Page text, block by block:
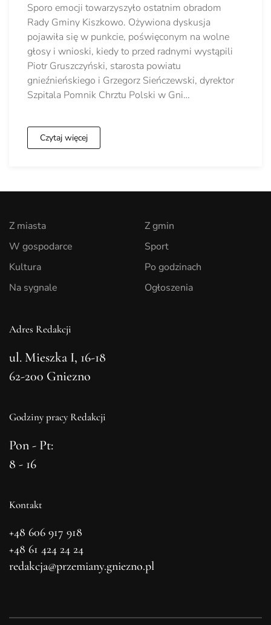
Sporo emocji towarzyszyło ostatnim obradom
Rady Gminy Kiszkowo. Ożywiona dyskusja
pojawiła się w punkcie, poświęconym na wolne
głosy i wnioski, kiedy to przed radnymi wystąpili
Piotr Gruszczyński, starosta powiatu
gnieźnieńskiego i Grzegorz Sieńczewski, dyrektor
Szpitala Pomnik Chrztu Polski w Gni…
Czytaj więcej
Z miasta
W gospodarce
Kultura
Na sygnale
Z gmin
Sport
Po godzinach
Ogłoszenia
Adres Redakcji
ul. Mieszka I, 16-18
62-200 Gniezno
Godziny pracy Redakcji
Pon - Pt:
8 - 16
Kontakt
+48 606 917 918
+48 61 424 24 24
redakcja@przemiany.gniezno.pl